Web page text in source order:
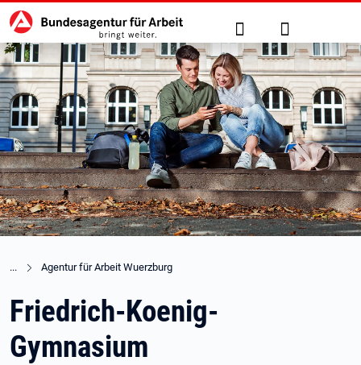
zu den Hauptinhalten springen
Hauptnavigation Suche Anmelden
Agentur für Arbeit Wuerzburg
Friedrich-Koenig-
Gymnasium